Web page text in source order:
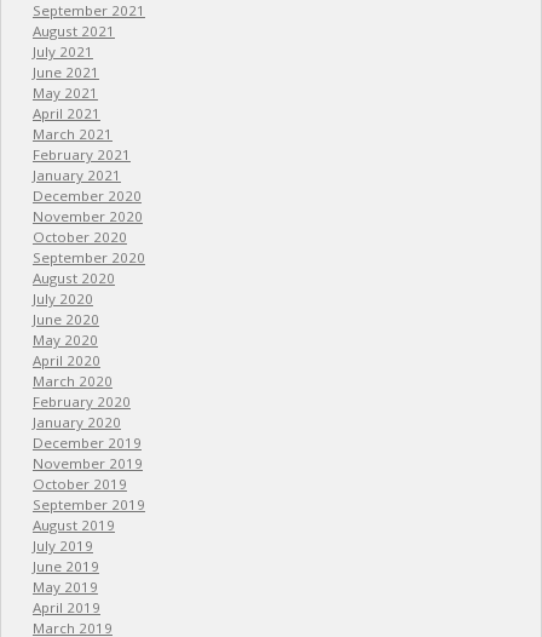
September 2021
August 2021
July 2021
June 2021
May 2021
April 2021
March 2021
February 2021
January 2021
December 2020
November 2020
October 2020
September 2020
August 2020
July 2020
June 2020
May 2020
April 2020
March 2020
February 2020
January 2020
December 2019
November 2019
October 2019
September 2019
August 2019
July 2019
June 2019
May 2019
April 2019
March 2019